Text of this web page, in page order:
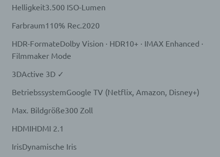
Helligkeit3.500 ISO-Lumen
Farbraum110% Rec.2020
HDR-FormateDolby Vision · HDR10+ · IMAX Enhanced ·
Filmmaker Mode
3DActive 3D ✓
BetriebssystemGoogle TV (Netflix, Amazon, Disney+)
Max. Bildgröße300 Zoll
HDMIHDMI 2.1
IrisDynamische Iris
gespeichert. Die Speicherung dieser Daten erfolgt
unserer Dienste verhindert werden kann, und
begangene Straftaten aufzuklären. Insofern ist die
Speicherung dieser Daten zur Absicherung des für
Eine Weitergabe dieser Daten an Dritte erfolgt
Pflicht zur Weitergabe besteht oder die Weitergabe
Die Registrierung der betroffenen Person unter
dient dem für die Verarbeitung Verantwortlichen
dazu, der betroffenen Person Inhalte oder
Leistungen anzubieten, die aufgrund der Natur der